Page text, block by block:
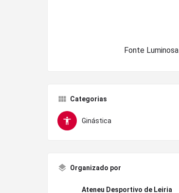
Fonte Luminosa
Categorias
Ginástica
Organizado por
Ateneu Desportivo de Leiria